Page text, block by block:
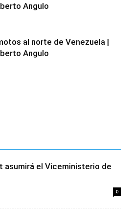
Angulo
al norte de Venezuela |
Angulo
asumirá el Viceministerio de
0